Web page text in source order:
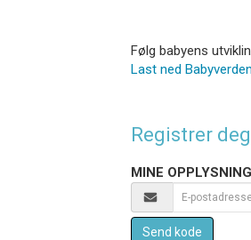
Følg babyens
Last ned
Registrer
MINE
Send kode